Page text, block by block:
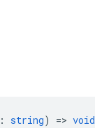
: string) => void